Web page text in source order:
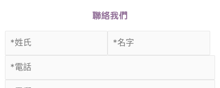
聯絡我們